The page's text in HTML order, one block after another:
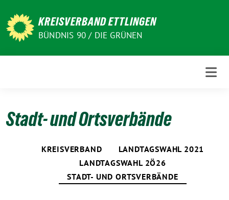
zum
Inhalt
KREISVERBAND ETTLINGEN
BÜNDNIS 90 / DIE GRÜNEN
Stadt- und Ortsverbände
KREISVERBAND
LANDTAGSWAHL 2021
LANDTAGSWAHL 2Ö26
STADT- UND ORTSVERBÄNDE